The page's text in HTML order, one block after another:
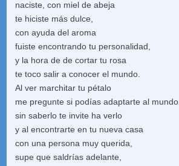
naciste, con miel de abeja
te hiciste más dulce,
con ayuda del aroma
fuiste encontrando tu personalidad,
y la hora de de cortar tu rosa
te toco salir a conocer el mundo.
Al ver marchitar tu pétalo
me pregunte si podías adaptarte al mundo
sin saberlo te invite ha verlo
y al encontrarte en tu nueva casa
con una persona muy querida,
supe que saldrías adelante,